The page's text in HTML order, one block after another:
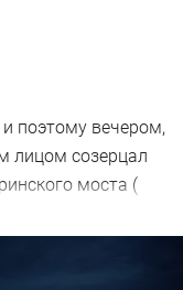
поэтому вечером,
лицом созерцал
моста (
берегу ,и на